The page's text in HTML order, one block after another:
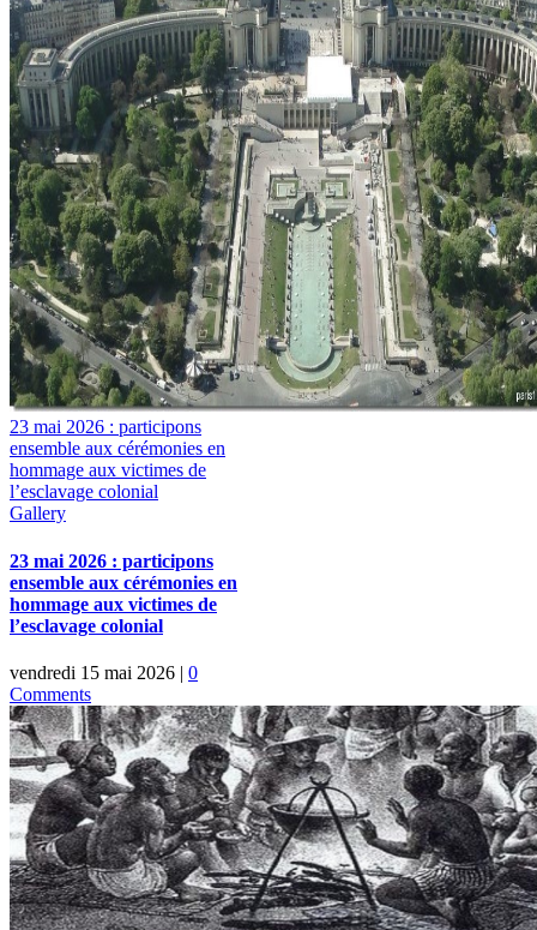
23 mai 2026 : participons
ensemble aux cérémonies en
hommage aux victimes de
l’esclavage colonial
Gallery
23 mai 2026 : participons
ensemble aux cérémonies en
hommage aux victimes de
l’esclavage colonial
vendredi 15 mai 2026 | 0
Comments